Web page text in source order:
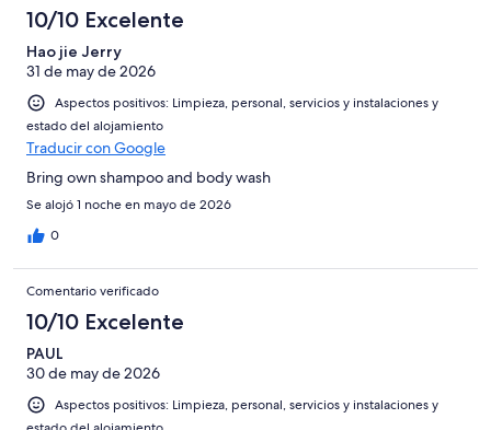
10/10 Excelente
Hao jie Jerry
31 de may de 2026
Aspectos positivos: Limpieza, personal, servicios y instalaciones y
estado del alojamiento
Traducir con Google
Bring own shampoo and body wash
Se alojó 1 noche en mayo de 2026
0
Comentario verificado
10/10 Excelente
PAUL
30 de may de 2026
Aspectos positivos: Limpieza, personal, servicios y instalaciones y